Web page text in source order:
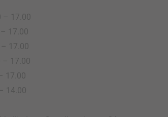
– 17.00
17.00
17.00
– 17.00
17.00
14.00